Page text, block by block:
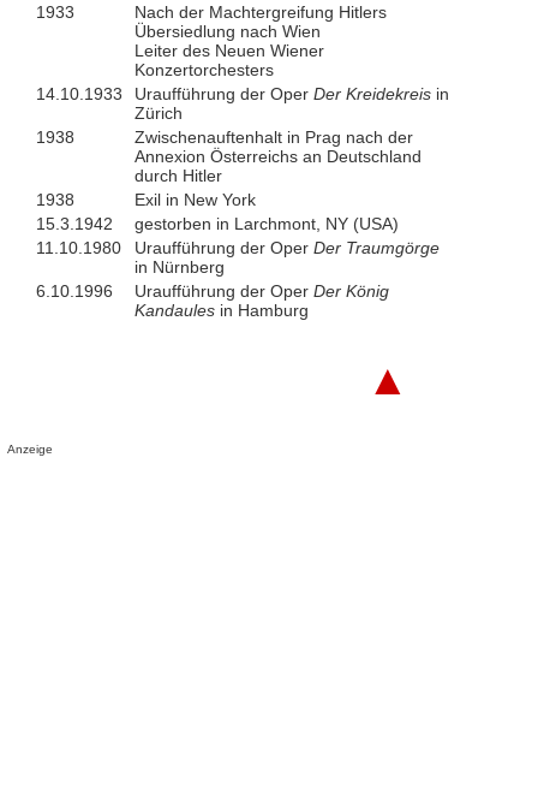
1933
Nach der Machtergreifung Hitlers
Übersiedlung nach Wien
Leiter des Neuen Wiener
Konzertorchesters
14.10.1933
Uraufführung der Oper Der Kreidekreisin
Zürich
1938
Zwischenauftenhalt in Prag nach der
Annexion Österreichs an Deutschland
durch Hitler
1938
Exil in New York
15.3.1942
gestorben in Larchmont, NY (USA)
11.10.1980
Uraufführung der Oper Der Traumgörge
in Nürnberg
6.10.1996
Uraufführung der Oper Der König
Kandaulesin Hamburg
▲
Anzeige